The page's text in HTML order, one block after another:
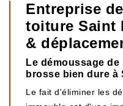
Entreprise
toiture Saint
&
Le démoussage
brosse bien dure à
Le fait d'éliminer les